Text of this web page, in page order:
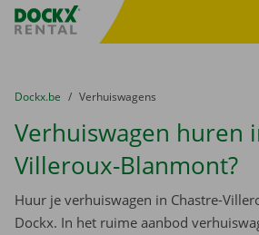
Fratello DEMO
U bevindt zich hier:
van
Dockx.be naar
Verhuiswagens
Verhuiswagen huren
Villeroux-Blanmont?
Huur je verhuiswagen in Chastre-
Dockx. In het ruime aanbod